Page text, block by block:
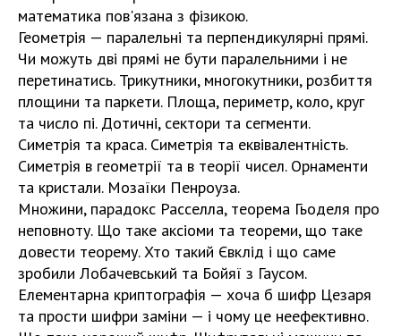
математика пов'язана з фізикою.
Геометрія — паралельні та перпендикулярні прямі.
Чи можуть дві прямі не бути паралельними і не
перетинатись. Трикутники, многокутники, розбиття
площини та паркети. Площа, периметр, коло, круг
та число пі. Дотичні, сектори та сегменти.
Симетрія та краса. Симетрія та еквівалентність.
Симетрія в геометрії та в теорії чисел. Орнаменти
та кристали. Мозаїки Пенроуза.
Множини, парадокс Расселла, теорема Гьоделя про
неповноту. Що таке аксіоми та теореми, що таке
довести теорему. Хто такий Євклід і що саме
зробили Лобачевський та Бойяї з Гаусом.
Елементарна криптографія — хоча б шифр Цезаря
та прости шифри заміни — і чому це неефективно.